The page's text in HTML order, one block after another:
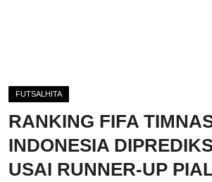
Sportainment
Total Sports
FUTSALHITA
RANKING FIFA
INDONESIA
USAI RUNNER-UP